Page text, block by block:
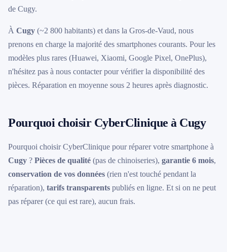
de Cugy.
À Cugy (~2 800 habitants) et dans la Gros-de-Vaud, nous
prenons en charge la majorité des smartphones courants. Pour les
modèles plus rares (Huawei, Xiaomi, Google Pixel, OnePlus),
n'hésitez pas à nous contacter pour vérifier la disponibilité des
pièces. Réparation en moyenne sous 2 heures après diagnostic.
Pourquoi choisir CyberClinique à Cugy
Pourquoi choisir CyberClinique pour réparer votre smartphone à
Cugy ? Pièces de qualité (pas de chinoiseries), garantie 6 mois,
conservation de vos données (rien n'est touché pendant la
réparation), tarifs transparents publiés en ligne. Et si on ne peut
pas réparer (ce qui est rare), aucun frais.